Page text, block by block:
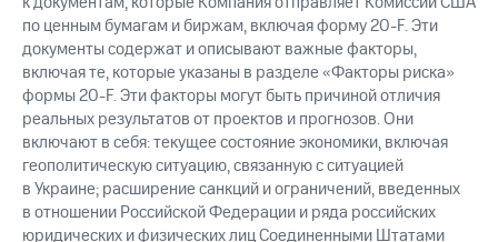
по ценным бумагам и биржам, включая форму 20-F. Эти
документы содержат и описывают важные факторы,
включая те, которые указаны в разделе «Факторы риска»
формы 20-F. Эти факторы могут быть причиной отличия
реальных результатов от проектов и прогнозов. Они
включают в себя: текущее состояние экономики, включая
геополитическую ситуацию, связанную с ситуацией
в Украине; расширение санкций и ограничений, введенных
в отношении Российской Федерации и ряда российских
юридических и физических лиц Соединенными Штатами